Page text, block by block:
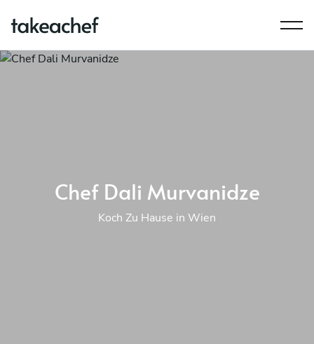
Chef Dali Murvanidze
Koch Zu Hause in Wien